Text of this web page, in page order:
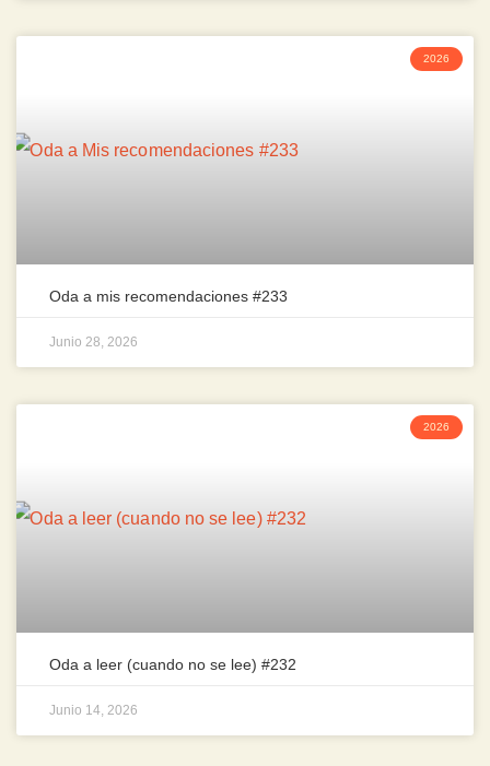
2026
Oda a mis recomendaciones #233
Junio 28, 2026
2026
Oda a leer (cuando no se lee) #232
Junio 14, 2026